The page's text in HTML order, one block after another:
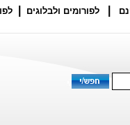
לפורומים ולבלוגים